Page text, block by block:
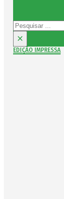
Pesquisar
×
EDIÇÃO IMPRESSA